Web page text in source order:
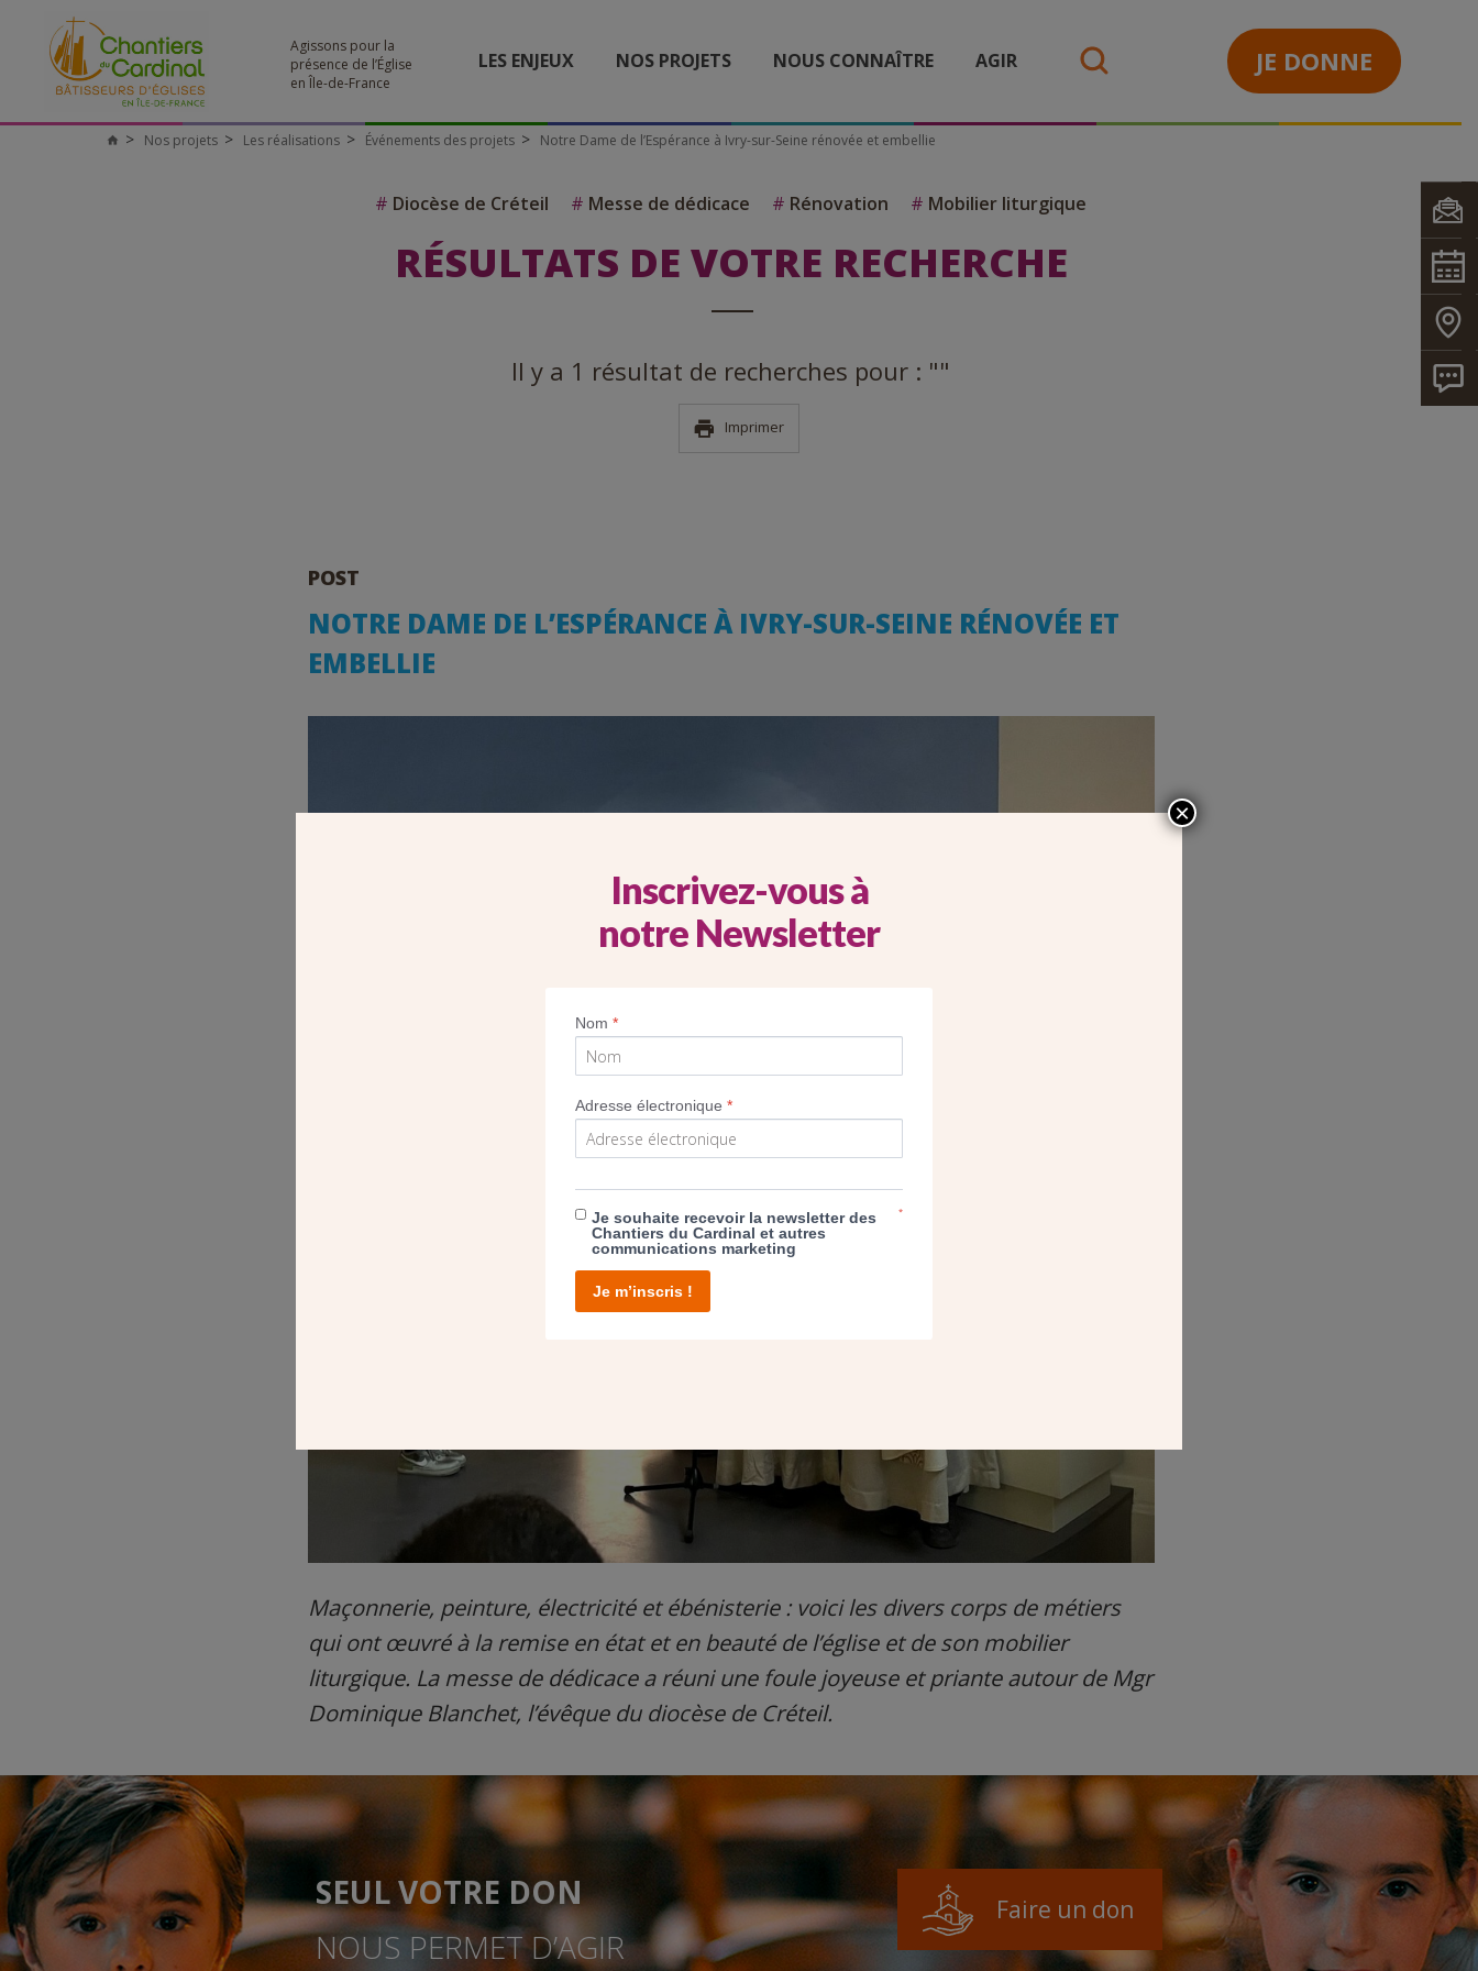
Agissons pour la
présence de l’Église
en Île-de-France
LES ENJEUX NOS PROJETS NOUS CONNAÎTRE AGIR JE DONNE
Nos projets Les réalisations Événements des projets Notre Dame de l’Espérance à Ivry-sur-Seine rénovée et embellie
# Diocèse de Créteil # Messe de dédicace # Rénovation # Mobilier liturgique
RÉSULTATS DE VOTRE RECHERCHE
Il y a 1 résultat de recherches pour : ""
Imprimer
POST
NOTRE DAME DE L’ESPÉRANCE À IVRY-SUR-SEINE RÉNOVÉE ET
EMBELLIE
Maçonnerie, peinture, électricité et ébénisterie : voici les divers corps de métiers
qui ont œuvré à la remise en état et en beauté de l’église et de son mobilier
liturgique. La messe de dédicace a réuni une foule joyeuse et priante autour de Mgr
Dominique Blanchet, l’évêque du diocèse de Créteil.
SEUL VOTRE DON
NOUS PERMET D’AGIR
Faire un don
Inscrivez-vous à
notre Newsletter
Nom*
Adresse électronique*
Je souhaite recevoir la newsletter des
Chantiers du Cardinal et autres
communications marketing
*
Je m’inscris !
×